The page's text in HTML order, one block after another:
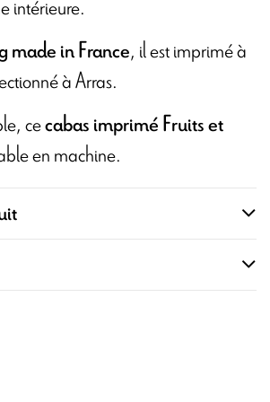
made in France, il est imprimé à
à Arras.
cecabas imprimé Fruits et
en machine.